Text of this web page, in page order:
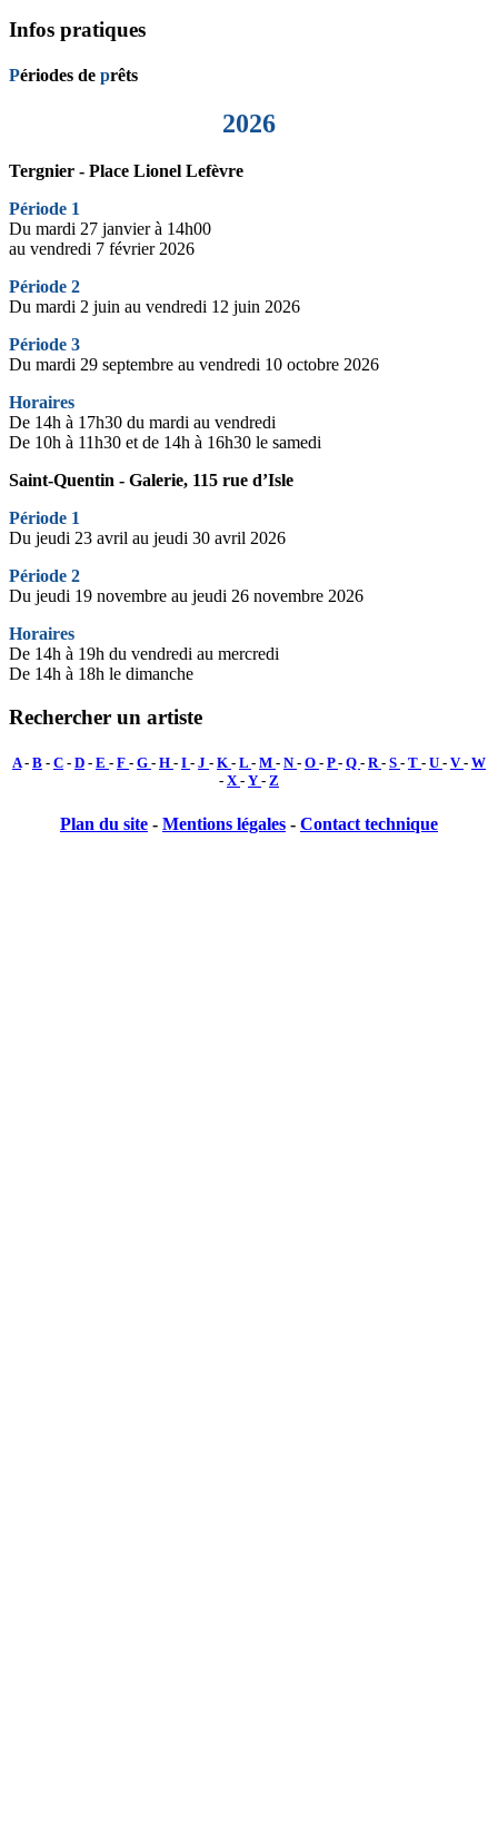
Infos pratiques
Périodes de prêts
2026
Tergnier - Place Lionel Lefèvre
Période 1
Du mardi 27 janvier à 14h00
au vendredi 7 février 2026
Période 2
Du mardi 2 juin au vendredi 12 juin 2026
Période 3
Du mardi 29 septembre au vendredi 10 octobre 2026
Horaires
De 14h à 17h30 du mardi au vendredi
De 10h à 11h30 et de 14h à 16h30 le samedi
Saint-Quentin - Galerie, 115 rue d’Isle
Période 1
Du jeudi 23 avril au jeudi 30 avril 2026
Période 2
Du jeudi 19 novembre au jeudi 26 novembre 2026
Horaires
De 14h à 19h du vendredi au mercredi
De 14h à 18h le dimanche
Rechercher un artiste
A- B - C - D - E - F - G - H - I - J - K - L - M - N- O - P- Q - R - S - T - U - V- W
- X - Y - Z
Plan du site - Mentions légales - Contact technique